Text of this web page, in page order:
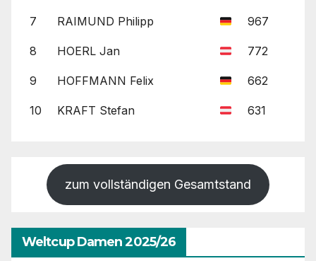
7 RAIMUND Philipp 967
8 HOERL Jan 772
9 HOFFMANN Felix 662
10 KRAFT Stefan 631
zum vollständigen Gesamtstand
Weltcup Damen 2025/26